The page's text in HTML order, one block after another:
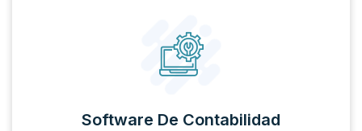
Software De Contabilidad